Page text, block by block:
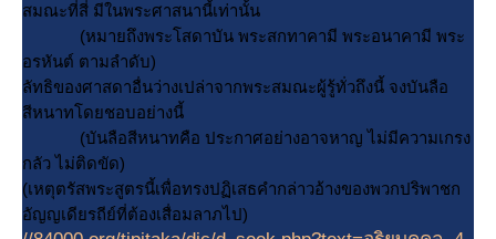
สมณะที่สี่ มีในพระศาสนานี้เท่านั้น
(หมายถึงพระโสดาบัน พระสกทาคามี พระอนาคามี พระ
อรหันต์ ตามลำดับ)
ลัทธิของศาสดาอื่นว่างเปล่าจากพระสมณะผู้รู้ทั่วถึงนี้ จงบันลือ
สีหนาทโดยชอบอย่างนี้
(บันลือสีหนาทคือ ประกาศอย่างอาจหาญ ไม่มีความเกรง
กลัว ไม่ติดขัด)
(เหตุตรัสพระสูตรนี้เพื่อทรงปฏิเสธคำกล่าวอ้างของพวกปริพาชก
อัญญเดียรถีย์ที่ต้องเสื่อมลาภไป)